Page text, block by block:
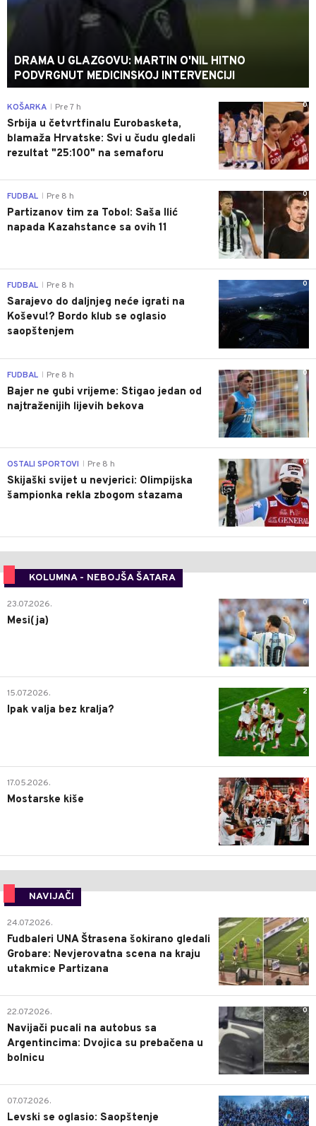
DRAMA U GLAZGOVU: MARTIN O'NIL HITNO
PODVRGNUT MEDICINSKOJ INTERVENCIJI
0
KOŠARKA Pre 7 h
Srbija u četvrtfinalu Eurobasketa,
blamaža Hrvatske: Svi u čudu gledali
rezultat "25:100" na semaforu
0
FUDBAL Pre 8 h
Partizanov tim za Tobol: Saša Ilić
napada Kazahstance sa ovih 11
0
FUDBAL Pre 8 h
Sarajevo do daljnjeg neće igrati na
Koševu!? Bordo klub se oglasio
saopštenjem
0
FUDBAL Pre 8 h
Bajer ne gubi vrijeme: Stigao jedan od
najtraženijih lijevih bekova
0
OSTALI SPORTOVI Pre 8 h
Skijaški svijet u nevjerici: Olimpijska
šampionka rekla zbogom stazama
KOLUMNA - NEBOJŠA ŠATARA
0
23.07.2026.
Mesi(ja)
2
15.07.2026.
Ipak valja bez kralja?
0
17.05.2026.
Mostarske kiše
NAVIJAČI
0
24.07.2026.
Fudbaleri UNA Štrasena šokirano gledali
Grobare: Nevjerovatna scena na kraju
utakmice Partizana
0
22.07.2026.
Navijači pucali na autobus sa
Argentincima: Dvojica su prebačena u
bolnicu
1
07.07.2026.
Levski se oglasio: Saopštenje